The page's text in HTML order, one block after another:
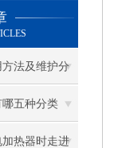
法及维护分
五种分类
热器时走进